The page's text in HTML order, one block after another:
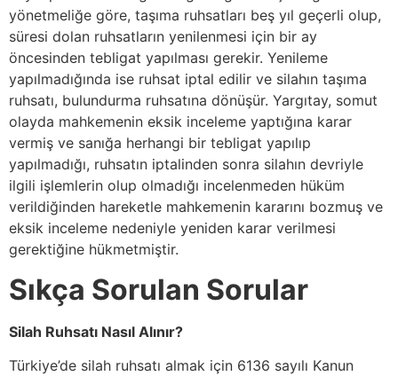
yönetmeliğe göre, taşıma ruhsatları beş yıl geçerli olup,
süresi dolan ruhsatların yenilenmesi için bir ay
öncesinden tebligat yapılması gerekir. Yenileme
yapılmadığında ise ruhsat iptal edilir ve silahın taşıma
ruhsatı, bulundurma ruhsatına dönüşür. Yargıtay, somut
olayda mahkemenin eksik inceleme yaptığına karar
vermiş ve sanığa herhangi bir tebligat yapılıp
yapılmadığı, ruhsatın iptalinden sonra silahın devriyle
ilgili işlemlerin olup olmadığı incelenmeden hüküm
verildiğinden hareketle mahkemenin kararını bozmuş ve
eksik inceleme nedeniyle yeniden karar verilmesi
gerektiğine hükmetmiştir.
Sıkça Sorulan Sorular
Silah Ruhsatı Nasıl Alınır?
Türkiye’de silah ruhsatı almak için 6136 sayılı Kanun